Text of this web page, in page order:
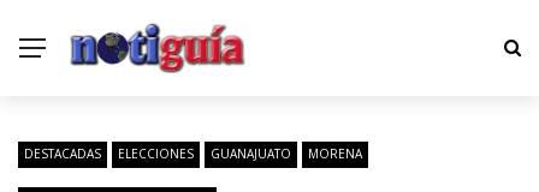
DESTACADAS ELECCIONES GUANAJUATO MORENA